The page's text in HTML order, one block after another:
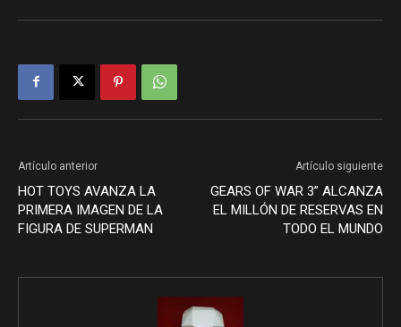
Artículo anterior
HOT TOYS AVANZA LA
PRIMERA IMAGEN DE LA
FIGURA DE SUPERMAN
Artículo siguiente
GEARS OF WAR 3” ALCANZA
EL MILLÓN DE RESERVAS EN
TODO EL MUNDO